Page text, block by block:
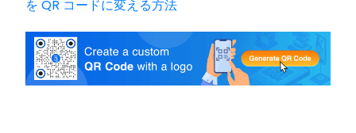
を QR コードに変える方法